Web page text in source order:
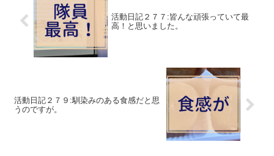
活動日記２７７:皆んな頑張っていて最
高！と思いました。
活動日記２７９:馴染みのある食感だと思
うのですが。